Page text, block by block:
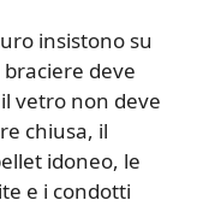
insistono su
deve
vetro non deve
chiusa, il
idoneo, le
e i condotti